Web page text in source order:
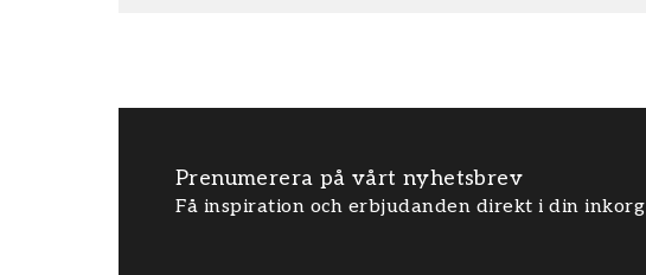
Prenumerera på vårt nyhetsbrev
Få inspiration och erbjudanden direkt i din inkorg